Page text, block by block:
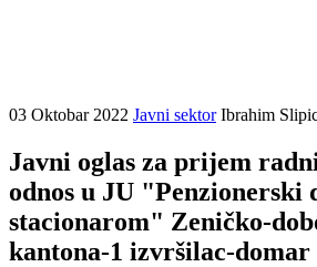
03 Oktobar 2022 Javni sektor Ibrahim
Javni oglas za prijem
odnos u JU "Penzionerski
stacionarom" Zeničko-
kantona-1 izvršilac-domar